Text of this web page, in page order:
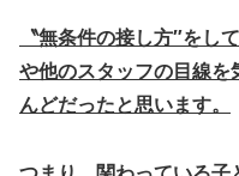
〝無条件の接し方″をし
や他のスタッフの目線を
んどだったと思います。